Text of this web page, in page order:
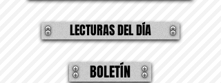
LECTURAS DEL DÍA
BOLETÍN